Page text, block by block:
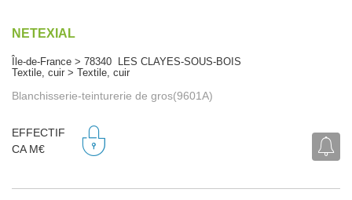
NETEXIAL
Île-de-France > 78340 LES CLAYES-SOUS-BOIS
Textile, cuir > Textile, cuir
Blanchisserie-teinturerie de gros(9601A)
EFFECTIF
CA M€